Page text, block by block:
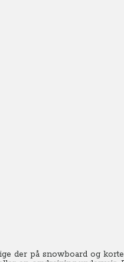
der på snowboard og